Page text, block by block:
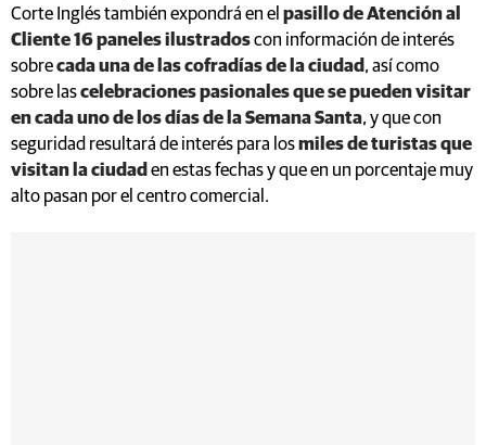
Corte Inglés también expondrá en el pasillo de Atención al
Cliente 16 paneles ilustradoscon información de interés
sobrecada una de las cofradías de la ciudad , así como
sobre lascelebraciones pasionales que se pueden visitar
en cada uno de los días de la Semana Santa, y que con
seguridad resultará de interés para losmiles de turistas que
visitan la ciudad en estas fechas y que en un porcentaje muy
alto pasan por el centro comercial.